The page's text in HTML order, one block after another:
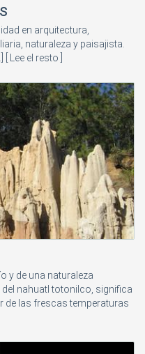
en arquitectura,
naturaleza y paisajista.
[ Lee el resto ]
y de una naturaleza
nahuatl totonilco, significa
de las frescas temperaturas